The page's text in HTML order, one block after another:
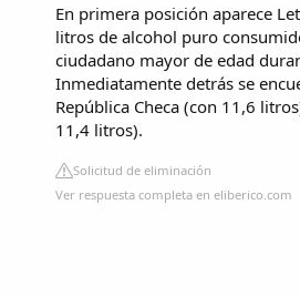
En primera posición aparece
litros de alcohol puro
ciudadano mayor de edad
Inmediatamente detrás se
República Checa (con 11,6
11,4 litros).
Solicitud de eliminación
Ver respuesta completa en eliberico.com